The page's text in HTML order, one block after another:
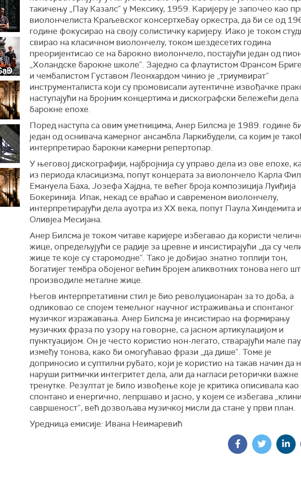
такичењу „Пау Казалс” у Мексику, 1959. Каријеру је започео као
виолончелиста Краљевског консертхебау оркестра, да би се од
године фокусирао на своју солистичку каријеру. Иако је током
свирао на класичном виолончелу, током шездесетих година
преоријентисао се на барокно виолончело, постајући један од
„Холандске барокне школе”. Заједно са флаутистом Франсом
и чембалистом Густавом Леонхардом чинио је „триумвират”
инструменталиста који су промовисали аутентичне извођачке
наступајући на бројним концертима и дискографски бележећи дела
барокне епохе.
Поред наступа са овим уметницима, Анер Билсма је 1989. године
један од оснивача камерног ансамбла Ларкибудели, са којим је
интерпретирао барокни камерни репертопар.
У његовој дискографији, најбројнија су управо дела из ове епохе,
из периода класицизма, попут концерата за виолончело Карла
Емануела Баха, Јозефа Хајдна, те већег броја композиција Луиђија
Бокеринија. Ипак, некад се враћао и савременом виолончелу,
интерпретирајући дела ауотра из XX века, попут Паула Хиндемита и
Оливјеа Месијана.
Анер Билсма је током читаве каријере избегавао да користи
жице, опредељујући се радије за цревне и инсистирајући „да су
жице те које су старомодне”. Тако је добијао знатно топлији тон,
богатијег тембра обојеног већим бројем аликвотних тонова него
производиле металне жице.
Његов интерпретативни стил је био револуционаран за то доба, а
одликовао се спојем темељног научног истраживања и спонтаног
музичког изражавања. Анер Билсма је инсистирао на формирању
музичких фраза по узору на говорне, са јасном артикулацијом и
пунктуацијом. Он је често користио нон-легато, стварајући мале
између тонова, како би омогућавао фрази „да дише”. Томе је
доприносио и суптилни рубато, који је користио на такав начин да
наруши ритмички интегритет дела, али да нагласи реторички важне
тренутке. Резултат је било извођење које је критика описивала као
спонтано и енергично, лепршаво и јасно, у којем се избегава
савршеност”, већ дозвољава музичкој мисли да стане у први план.
Уредница емисије: Ивана Неимаревић